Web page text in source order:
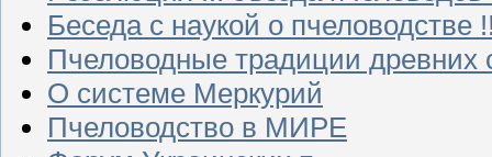
Беседа с наукой о пчеловодстве
Пчеловодные традиции древних
О системе Меркурий
Пчеловодство в МИРЕ